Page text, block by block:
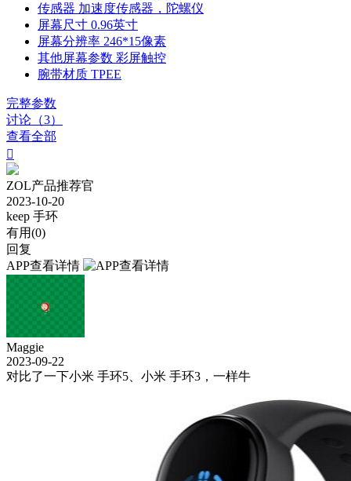
传感器 加速度传感器，陀螺仪
屏幕尺寸 0.96英寸
屏幕分辨率 246*15像素
其他屏幕参数 彩屏触控
腕带材质 TPEE
完整参数
讨论（3）
查看全部

ZOL产品推荐官
2023-10-20
keep 手环
有用(0)
回复
APP查看详情
Maggie
2023-09-22
对比了一下小米 手环5、小米 手环3，一样牛